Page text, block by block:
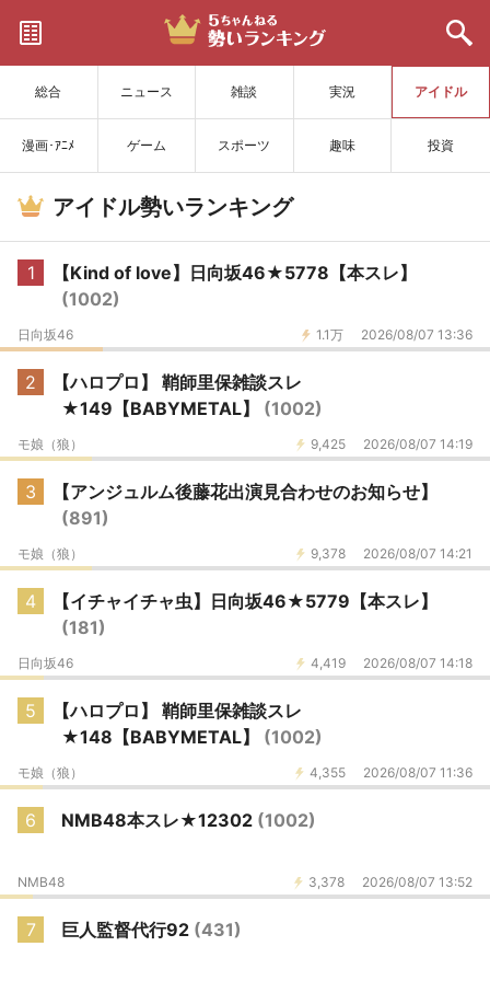
総合 ニュース 雑談 実況 アイドル
漫画･ｱﾆﾒ ゲーム スポーツ 趣味 投資
サイトを更新
アイドル勢いランキング
1
【Kind of love】日向坂46★5778【本スレ】
(1002)
1.1万 2026/08/07 13:36
日向坂46
2
【ハロプロ】 鞘師里保雑談スレ
★149【BABYMETAL】 (1002)
9,425 2026/08/07 14:19
モ娘（狼）
3
【アンジュルム後藤花出演見合わせのお知らせ】
(891)
9,378 2026/08/07 14:21
モ娘（狼）
4
【イチャイチャ虫】日向坂46★5779【本スレ】
(181)
4,419 2026/08/07 14:18
日向坂46
5
【ハロプロ】 鞘師里保雑談スレ
★148【BABYMETAL】 (1002)
4,355 2026/08/07 11:36
モ娘（狼）
6 NMB48本スレ★12302 (1002)
3,378 2026/08/07 13:52
NMB48
7 巨人監督代行92 (431)